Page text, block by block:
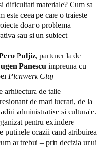
dificultati materiale? Cum sa
este ceea pe care o traieste
doar o problema
sau si un subiect
Puljiz, partener la de
Panescu impreuna cu
Planwerk Cluj.
arhitectura de talie
de mari lucrari, de la
administrative si culturale.
pentru extindere
putinele ocazii cand atribuirea
ar trebui – prin decizia unui